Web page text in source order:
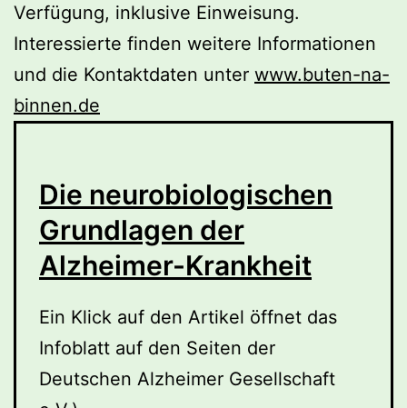
Verfügung, inklusive Einweisung.
Interessierte finden weitere Informationen
und die Kontaktdaten unter www.buten-na-
binnen.de
Die neurobiologischen
Grundlagen der
Alzheimer-Krankheit
Ein Klick auf den Artikel öffnet das
Infoblatt auf den Seiten der
Deutschen Alzheimer Gesellschaft